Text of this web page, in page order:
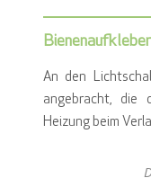
Bienenaufkleber
An den
angebracht, die
Heizung beim